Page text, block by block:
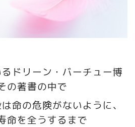
ドリーン・バーチュー博
の著書の中で
命の危険がないように、
命を全うするまで